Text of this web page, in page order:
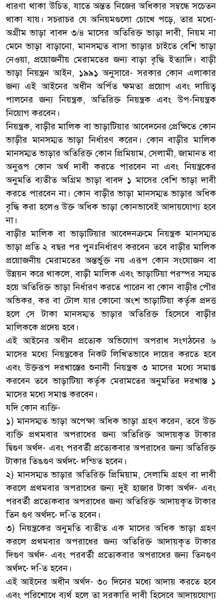
ধারণা থাকা উচিত, যাতে অন্তত নিজের অধিকার সম্বন্ধে সচেতন
থাকা যায়। সচরাচর যে অনিয়মগুলো চোখে পড়ে, তার মধ্যে-
অগ্রীম ভাড়া বাবদ ৩/৪ মাসের অতিরিক্ত ভাড়া দাবী, নিয়ম না
মেনে ভাড়া বাড়ানো, মানসম্মত বাসা ভাড়ার চাইতে বেশি ভাড়া
নেওয়া, প্রয়োজনীয় মেরামতের জন্য বাড়া বৃদ্ধি ইত্যাদি। বাড়ী
ভাড়া নিয়ন্ত্রন আইন, ১৯৯১ অনুসারে- সরকার কোন এলাকার
জন্য এই আইনের অধীন অর্পিত ক্ষমতা প্রয়োগ এবং দায়িত্ব
পালনের জন্য নিয়ন্ত্রক, অতিরিক্ত নিয়ন্ত্রক এবং উপ-নিয়ন্ত্রক
নিয়োগ করবেন।
নিয়ন্ত্রক, বাড়ীর মালিক বা ভাড়াটিয়ার আবেদনের প্রেক্ষিতে কোন
ভাড়ীর মানসম্মত ভাড়া নির্ধারণ করেন। কোন বাড়ীর মালিক
মানসম্মত ভাড়ার অতিরিক্ত কোন প্রিমিয়াম, সেলামী, জামানত বা
অনুরূপ কোন অর্থ দাবী করতে পারবেন না এবং নিয়ন্ত্রকের
অনুমতি ব্যতীত অগ্রিম ভাড়া বাবদ ১ মাসের বেশি ভাড়া দাবী
করতে পারবেন না। কোন বাড়ীর ভাড়া মানসম্মত ভাড়ার অধিক
বৃদ্ধি করা হলেও উক্ত অধিক ভাড়া কোনভাবেই আদায়যোগ্য হবে
না।
বাড়ীর মালিক বা ভাড়াটিয়ার আবেদনক্রমে নিয়ন্ত্রক মানসম্মত
ভাড়া প্রতি ২ বছর পর পুনঃনির্ধারণ করবেন তবে বাড়ীর মালিক
প্রয়োজনীয় মেরামতের অন্তর্ভুক্ত নয় এরূপ কোন সংযোজন বা
উন্নয়ন করে থাকলে, বাড়ী মালিক এবং ভাড়াটিয়া পরস্পর সম্মত
হয়ে অতিরিক্ত ভাড়া নির্ধারণ করতে পারেন বা কোন বাড়ীর পৌর
অভিকর, কর বা টোল যার কোনো অংশ ভাড়াটিয়া কর্তৃক প্রদত্ত
হলে সে টাকা মানসম্মত ভাড়ার অতিরিক্ত হিসেবে বাড়ীর
মালিককে প্রদেয় হবে।
এই আইনের অধীন প্রত্যেক অভিযোগ অপরাধ সংগঠনের ৬
মাসের মধ্যে নিয়ন্ত্রকের নিকট লিখিতভাবে দায়ের করতে হবে
এবং উক্তরূপ দরখাস্তের শুনানী নিয়ন্ত্রক ৩ মাসের মধ্যে সমাপ্ত
করবেন তবে ভাড়াটিয়া কর্তৃক মেরামতের অনুমতির দরখাস্ত ১
মাসের মধ্যে সমাপ্ত করবেন।
যদি কোন ব্যক্তি-
১) মানসম্মত ভাড়া অপেক্ষা অধিক ভাড়া গ্রহণ করেন, তবে উক্ত
ব্যক্তি প্রথমবার অপরাধের জন্য অতিরিক্ত আদায়কৃত টাকার
দ্বিগুণ অর্থদ- এবং পরবর্তী প্রত্যেকবার অপরাধের জন্য অতিরিক্ত
টাকার তিঙগুণ অর্থদ-ে দন্ডিত হবেন।
২) মানসম্মত ভাড়ার অতিরিক্ত প্রিমিয়াম, সেলামি গ্রহণ বা দাবী
করলে প্রথমবার অপরাধের জন্য দুই হাজার টাকা অর্থদ- এবং
পরবর্তী প্রত্যেকবার অপরাধের জন্য অতিরিক্ত আদায়কৃত টাকার
তিন গুণ অর্থদ-ে দ-িত হবেন।
৩) নিয়ন্ত্রকের অনুমতি ব্যতীত এক মাসের অধিক ভাড়া গ্রহণ
করলে প্রথমবার অপরাধের জন্য অতিরিক্ত আদায়কৃত টাকার
দিগুণ অর্থদ- এবং পরবর্তী প্রত্যেকবার অপরাধের জন্য তিনগুণ
অর্থদ-ে দ-িত হবেন।
এই আইনের অধীন অর্থদ- ৩০ দিনের মধ্যে আদায় করতে হবে
এবং পরিশোধে ব্যর্থ হলে তা সরকারি দাবী হিসেবে আদায়যোগ্য